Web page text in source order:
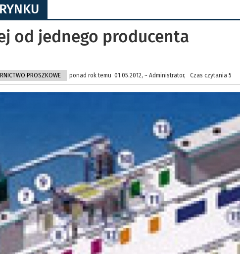
od jednego producenta
PROSZKOWE ponad rok temu 01.05.2012, ~ Administrator, Czas czytania 5